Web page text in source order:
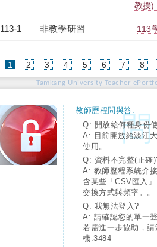
教授)
113-1 非教學研習 113
1 (current)
2 3 4 5 6 7 8
Tamkang University Teacher
教師歷程問與答:
Q: 開放給何種身份
A: 目前開放給淡江
使用。
Q: 資料不完整(正確
A: 教師歷程系統介
含某些「CSV匯入
交換方式與頻率。。
Q: 我無法登入?
A: 請確認您的單一
若需進一步協助，
機:3484